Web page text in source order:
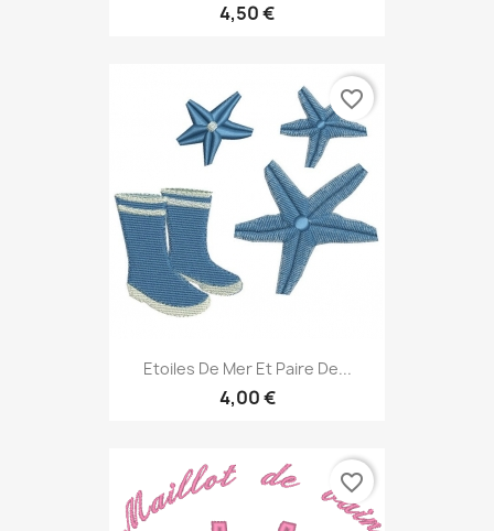
4,50 €
Etoiles De Mer Et Paire De...
4,00 €
favorite_border
favorite_border